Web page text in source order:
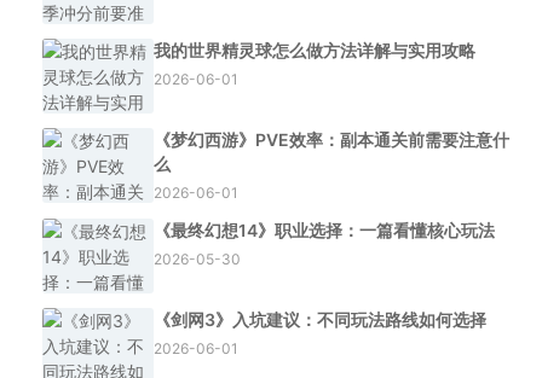
我的世界精灵球怎么做方法详解与实用攻略
2026-06-01
《梦幻西游》PVE效率：副本通关前需要注意什
么
2026-06-01
《最终幻想14》职业选择：一篇看懂核心玩法
2026-05-30
《剑网3》入坑建议：不同玩法路线如何选择
2026-06-01